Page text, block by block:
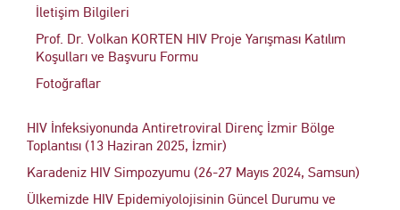
İletişim Bilgileri
Prof. Dr. Volkan KORTEN HIV Proje Yarışması Katılım
Koşulları ve Başvuru Formu
Fotoğraflar
HIV İnfeksiyonunda Antiretroviral Direnç İzmir Bölge
Toplantısı (13 Haziran 2025, İzmir)
Karadeniz HIV Simpozyumu (26-27 Mayıs 2024, Samsun)
Ülkemizde HIV Epidemiyolojisinin Güncel Durumu ve